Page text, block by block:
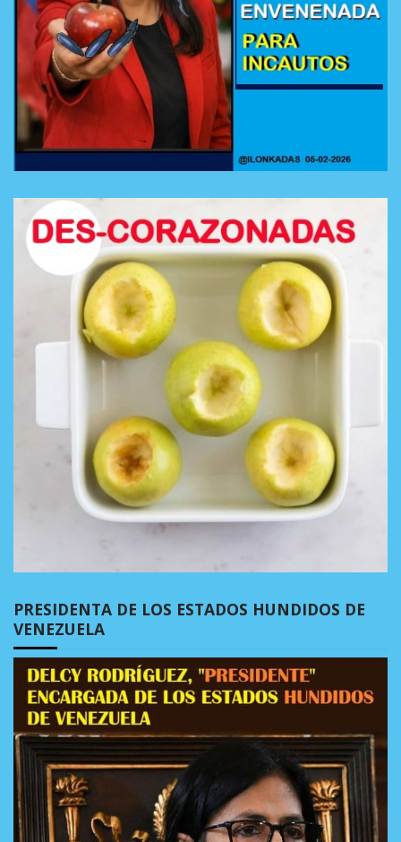
PRESIDENTA DE LOS ESTADOS HUNDIDOS DE
VENEZUELA